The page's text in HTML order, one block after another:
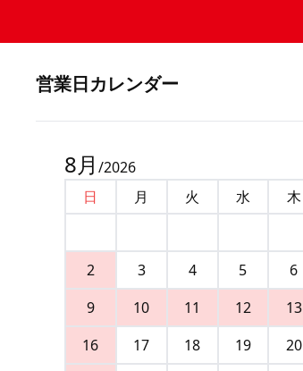
営業⽇カレンダー
8月 /2026
日
月 火 水 木
2
3 4 5 6
9
10 11 12 13
16
17 18 19 20